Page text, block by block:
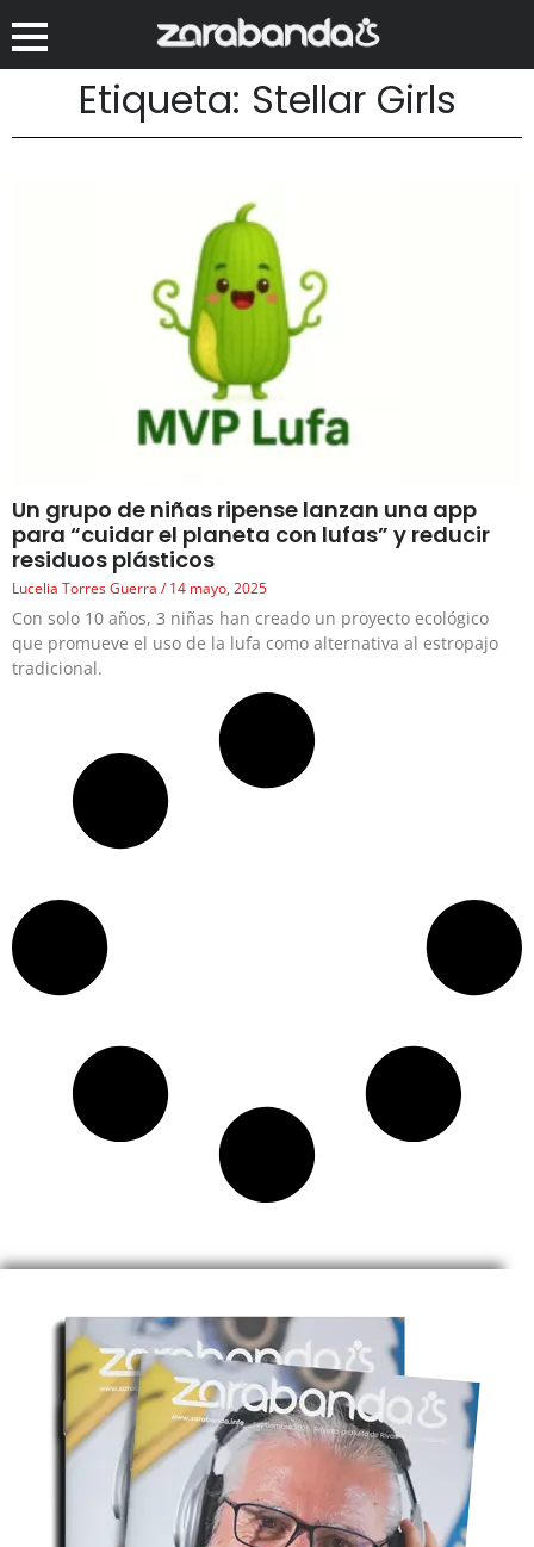
Etiqueta: Stellar Girls
Un grupo de niñas ripense lanzan una app
para “cuidar el planeta con lufas” y reducir
residuos plásticos
Lucelia Torres Guerra 14 mayo, 2025
Con solo 10 años, 3 niñas han creado un proyecto ecológico
que promueve el uso de la lufa como alternativa al estropajo
tradicional.